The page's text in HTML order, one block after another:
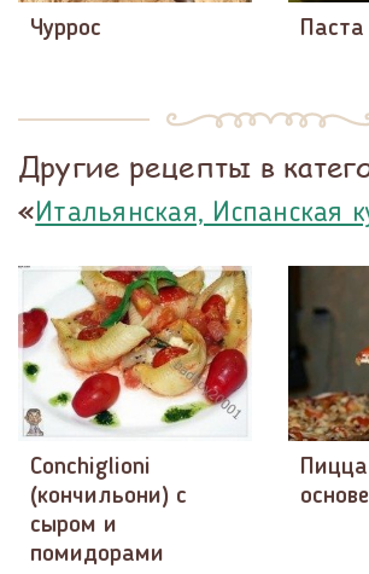
Чуррос
Другие рецепты в
«Итальянская, Испанская
Conchiglioni
(кончильони) с
сыром и
помидорами
основе